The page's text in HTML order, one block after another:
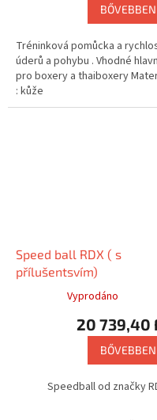
BŐVEBBEN
Tréninková pomůcka a
úderů a pohybu . Vhodné
pro boxery a thaiboxery
: kůže
Speed ball RDX ( s
přílušentsvím)
Vyprodáno
20 739,40
BŐVEBBEN
Speedball od značky